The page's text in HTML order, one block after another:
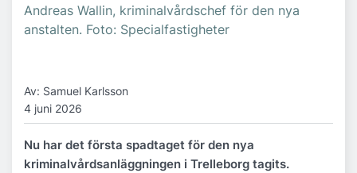
Andreas Wallin, kriminalvårdschef för den nya
anstalten. Foto: Specialfastigheter
Av: Samuel Karlsson
4 juni 2026
Nu har det första spadtaget för den nya
kriminalvårdsanläggningen i Trelleborg tagits.